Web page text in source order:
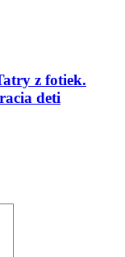
z fotiek.
deti